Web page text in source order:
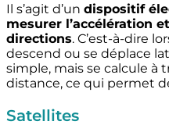
Il s’agit d’un dispositif
mesurer l’accélération
directions. C’est-à-dire
descend ou se déplace
simple, mais se calcule à
distance, ce qui permet
Satellites